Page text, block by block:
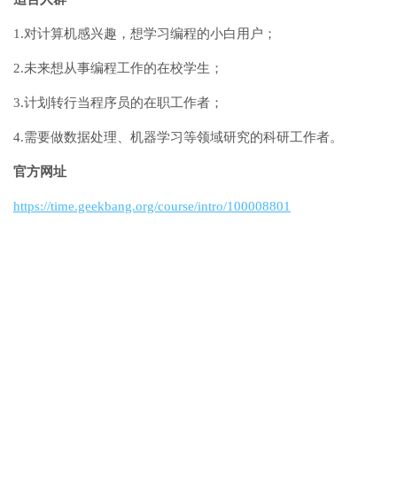
1.对计算机感兴趣，想学习编程的小白用户；
2.未来想从事编程工作的在校学生；
3.计划转行当程序员的在职工作者；
4.需要做数据处理、机器学习等领域研究的科研工作者。
官方网址
https://time.geekbang.org/course/intro/100008801